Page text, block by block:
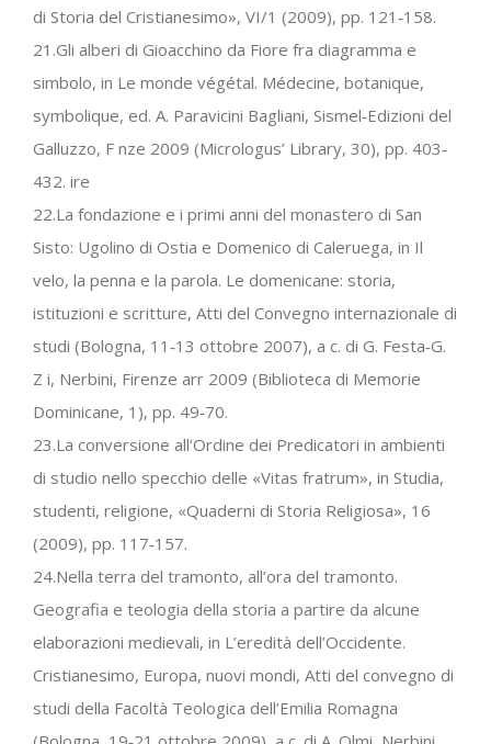
di Storia del Cristianesimo», VI/1 (2009), pp. 121‐158.
21.Gli alberi di Gioacchino da Fiore fra diagramma e
simbolo, in Le monde végétal. Médecine, botanique,
symbolique, ed. A. Paravicini Bagliani, Sismel‐Edizioni del
Galluzzo, F nze 2009 (Micrologus’ Library, 30), pp. 403‐
432. ire
22.La fondazione e i primi anni del monastero di San
Sisto: Ugolino di Ostia e Domenico di Caleruega, in Il
velo, la penna e la parola. Le domenicane: storia,
istituzioni e scritture, Atti del Convegno internazionale di
studi (Bologna, 11‐13 ottobre 2007), a c. di G. Festa‐G.
Z i, Nerbini, Firenze arr 2009 (Biblioteca di Memorie
Dominicane, 1), pp. 49‐70.
23.La conversione all’Ordine dei Predicatori in ambienti
di studio nello specchio delle «Vitas fratrum», in Studia,
studenti, religione, «Quaderni di Storia Religiosa», 16
(2009), pp. 117‐157.
24.Nella terra del tramonto, all’ora del tramonto.
Geografia e teologia della storia a partire da alcune
elaborazioni medievali, in L’eredità dell’Occidente.
Cristianesimo, Europa, nuovi mondi, Atti del convegno di
studi della Facoltà Teologica dell’Emilia Romagna